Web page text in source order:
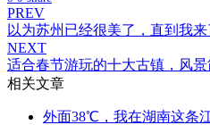
PREV
以为苏州已经很美了，直到我
NEXT
适合春节游玩的十大古镇，风
相关文章
外面38℃，我在湖南这条